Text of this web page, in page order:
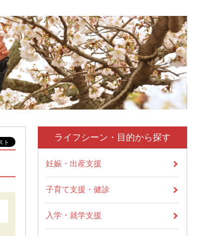
ライフシーン・目的から探す
妊娠・出産支援
子育て支援・健診
入学・就学支援